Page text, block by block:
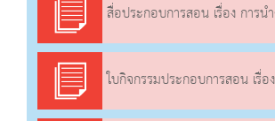
สื่อประกอบการสอน เรื่อง การนำความรู้เรื่องเส้นข
ใบกิจกรรมประกอบการสอน เรื่อง การนำความรู้เรื่องเส้